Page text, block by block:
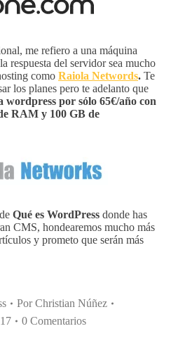
me refiero a una máquina
respuesta del servidor sea mucho
como Raiola Networds. Te
los planes pero te adelanto que
wordpress por sólo 65€/año con
RAM y 100 GB de
Qué es WordPress donde has
CMS, hondearemos mucho más
y prometo que serán más
PorChristian Núñez
0 Comentarios